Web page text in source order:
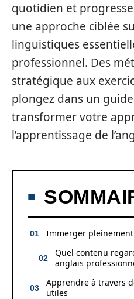
quotidien et
une approche ciblée
linguistiques
professionnel. Des
stratégique aux
plongez dans un
transformer votre
l’apprentissage de
Immerger
Quel contenu
anglais
Apprendre à travers
utiles